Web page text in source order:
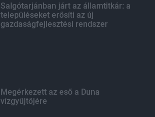
Salgótarjánban járt az államtitkár: a
településeket erősíti az új
gazdaságfejlesztési rendszer
Megérkezett az eső a Duna
vízgyűjtőjére